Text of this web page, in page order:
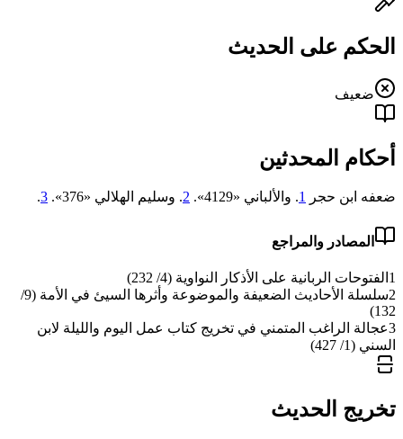
الحكم على الحديث
ضعيف
أحكام المحدثين
ضعفه ابن حجر 1. والألباني «‌‌4129». 2. وسليم الهلالي «376». 3
.
المصادر والمراجع
1 الفتوحات الربانية على الأذكار النواوية (4/ 232)
2
سلسلة الأحاديث الضعيفة والموضوعة وأثرها السيئ في الأمة (9/
132)
3عجالة الراغب المتمني في تخريج كتاب عمل اليوم والليلة لابن
السني (1/ 427)
تخريج الحديث